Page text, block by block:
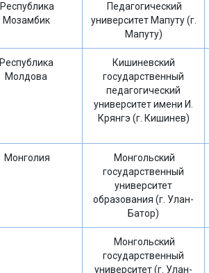
Республика
Мозамбик
Педагогический
университет Мапуту (г.
Мапуту)
Республика
Молдова
Кишиневский
государственный
педагогический
университет имени И.
Крянгэ (г. Кишинев)
Монголия
Монгольский
государственный
университет
образования (г. Улан-
Батор)
Монгольский
государственный
университет (г. Улан-